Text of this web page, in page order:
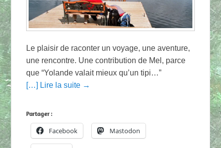
Le plaisir de raconter un voyage, une aventure,
une rencontre. Une contribution de Mel, parce
que “Yolande valait mieux qu’un tipi…”
[…] Lire la suite →
Partager :
Facebook Mastodon